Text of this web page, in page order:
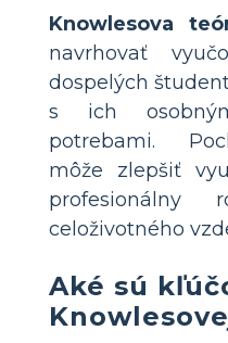
Knowlesova
navrhovať
dospelých
s ich
potrebami.
môže zlepšiť
profesionálny
celoživotného
Aké sú